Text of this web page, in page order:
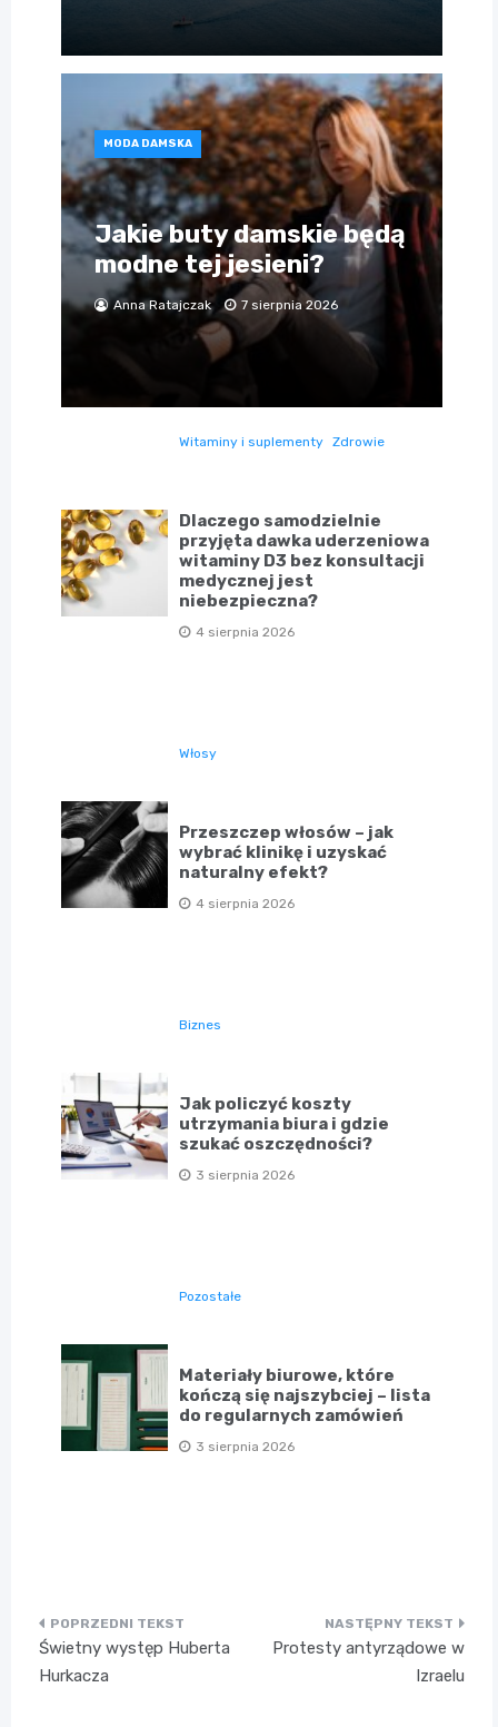
MODA DAMSKA
Jakie buty damskie będą
modne tej jesieni?
Anna Ratajczak 7 sierpnia 2026
Witaminy i suplementy Zdrowie
Dlaczego samodzielnie
przyjęta dawka uderzeniowa
witaminy D3 bez konsultacji
medycznej jest
niebezpieczna?
4 sierpnia 2026
Włosy
Przeszczep włosów – jak
wybrać klinikę i uzyskać
naturalny efekt?
4 sierpnia 2026
Biznes
Jak policzyć koszty
utrzymania biura i gdzie
szukać oszczędności?
3 sierpnia 2026
Pozostałe
Materiały biurowe, które
kończą się najszybciej – lista
do regularnych zamówień
3 sierpnia 2026
Nawigacja
wpisu
Świetny występ Huberta
Hurkacza
Protesty antyrządowe w
Izraelu